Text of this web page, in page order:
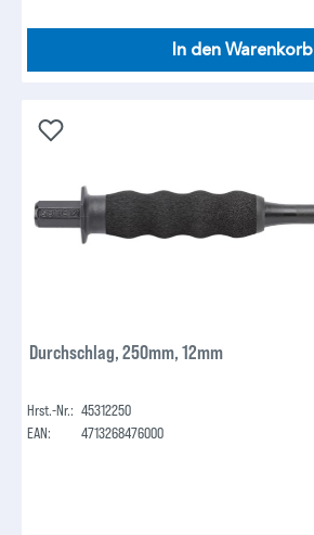
In den Warenkorb
Durchschlag, 250mm, 12mm
Hrst.-Nr.: 45312250
EAN:
4713268476000